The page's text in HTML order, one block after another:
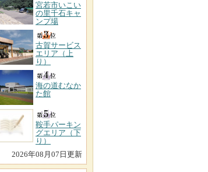
宮若市いこい
の里千石キャ
ンプ場
古賀サービス
エリア（上
り）
海の道むなか
た館
鞍手パーキン
グエリア（下
り）
2026年08月07日更新